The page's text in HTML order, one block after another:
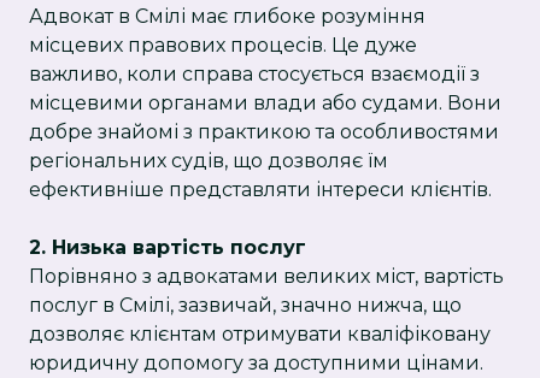
Адвокат в Смілі має глибоке розуміння
місцевих правових процесів. Це дуже
важливо, коли справа стосується взаємодії з
місцевими органами влади або судами. Вони
добре знайомі з практикою та особливостями
регіональних судів, що дозволяє їм
ефективніше представляти інтереси клієнтів.
2. Низька вартість послуг
Порівняно з адвокатами великих міст, вартість
послуг в Смілі, зазвичай, значно нижча, що
дозволяє клієнтам отримувати кваліфіковану
юридичну допомогу за доступними цінами.